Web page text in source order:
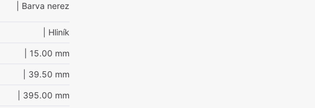
| Barva nerez
| Hliník
| 15.00 mm
| 39.50 mm
| 395.00 mm